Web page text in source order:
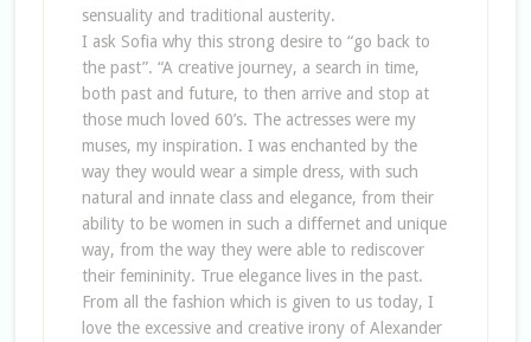
sensuality and traditional austerity.
I ask Sofia why this strong desire to “go back to
the past”. “A creative journey, a search in time,
both past and future, to then arrive and stop at
those much loved 60’s. The actresses were my
muses, my inspiration. I was enchanted by the
way they would wear a simple dress, with such
natural and innate class and elegance, from their
ability to be women in such a differnet and unique
way, from the way they were able to rediscover
their femininity. True elegance lives in the past.
From all the fashion which is given to us today, I
love the excessive and creative irony of Alexander